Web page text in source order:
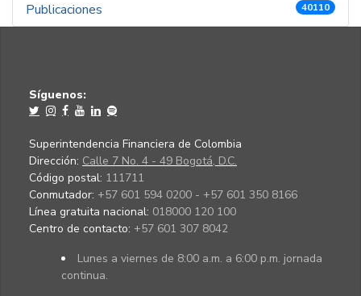
Publicaciones 40110
Síguenos:
Superintendencia Financiera de Colombia
Dirección: Calle 7 No. 4 - 49 Bogotá, D.C.
Código postal: 111711
Conmutador: +57 601 594 0200 - +57 601 350 8166
Línea gratuita nacional: 018000 120 100
Centro de contacto: +57 601 307 8042
Lunes a viernes de 8:00 a.m. a 6:00 p.m. jornada
continua.